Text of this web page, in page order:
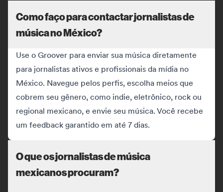
Como faço para contactar jornalistas de
música no México?
Use o Groover para enviar sua música diretamente
para jornalistas ativos e profissionais da mídia no
México. Navegue pelos perfis, escolha meios que
cobrem seu gênero, como indie, eletrônico, rock ou
regional mexicano, e envie seu música. Você recebe
um feedback garantido em até 7 dias.
O que os jornalistas de música
mexicanos procuram?